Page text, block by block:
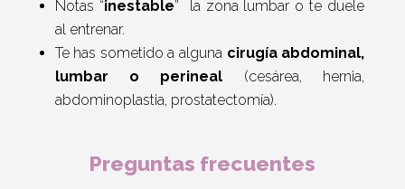
Notas “inestable” la zona lumbar o te duele
al entrenar.
Te has sometido a alguna cirugía abdominal,
lumbar o perineal (cesárea, hernia,
abdominoplastia, prostatectomía).
Preguntas frecuentes